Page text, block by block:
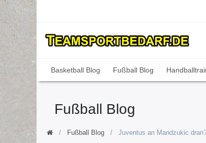
Basketball Blog Fußball Blog
Fußball Blog
Fußball Blog Juventus an Mandzukic